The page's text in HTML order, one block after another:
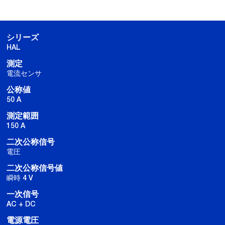
シリーズ
HAL
測定
電流センサ
公称値
50 A
測定範囲
150 A
二次公称信号
電圧
二次公称信号値
瞬時 4 V
一次信号
AC + DC
電源電圧